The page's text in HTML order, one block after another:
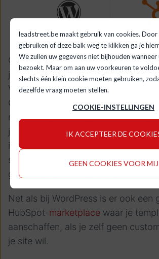
leadstreet.be maakt gebruik van cookies.
gebruiken of deze balk weg te klikken ga je
We zullen uw gegevens niet bijhouden wanneer
bezoekt. Maar om aan uw voorkeuren te
slechts één klein cookie moeten gebruiken,
dezelfde vraag moeten stellen.
COOKIE-INSTELLINGEN
IK ACCEPTEER DE
GEEN COOKIES VOOR MIJ
Over die plug-ins gesproken: bij
je meestal een pak (externe) plugins
Voor je formulieren of SEO
CDN-functionaliteiten toe te
nadeel van die plugins (en
je die periodiek moet updaten, met
issues of conflicten na de update.
so. Naar stabiliteit en peace of mind
groot verschil (geloof ons).
Net als bij WordPress is er ook een
HubSpot-marketplace waar je
aanschaffen, als je zelf geen
je site wil.